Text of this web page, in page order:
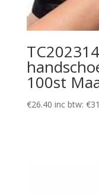
100st
€26.40 inc btw: €